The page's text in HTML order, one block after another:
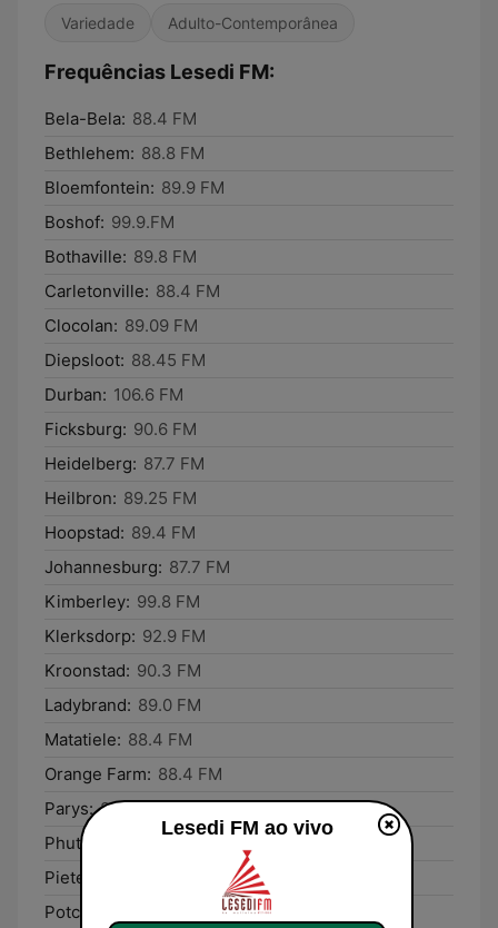
Variedade Adulto-Contemporânea
Frequências Lesedi FM:
Bela-Bela: 88.4 FM
Bethlehem: 88.8 FM
Bloemfontein: 89.9 FM
Boshof: 99.9.FM
Bothaville: 89.8 FM
Carletonville: 88.4 FM
Clocolan: 89.09 FM
Diepsloot: 88.45 FM
Durban: 106.6 FM
Ficksburg: 90.6 FM
Heidelberg: 87.7 FM
Heilbron: 89.25 FM
Hoopstad: 89.4 FM
Johannesburg: 87.7 FM
Kimberley: 99.8 FM
Klerksdorp: 92.9 FM
Kroonstad: 90.3 FM
Ladybrand: 89.0 FM
Matatiele: 88.4 FM
Orange Farm: 88.4 FM
Parys: 88.9 FM
Phuthaditjhaba:
Pietermaritzburg:
106.6 FM
Potchefstroom:
88.9 FM
Lesedi FM ao vivo